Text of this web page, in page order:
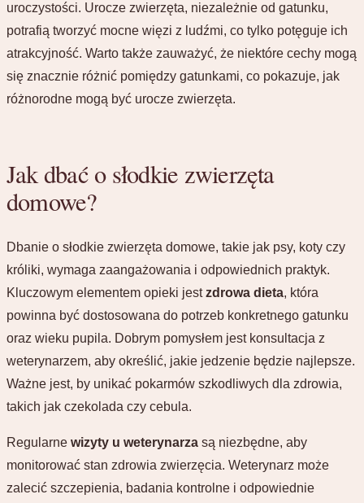
uroczystości. Urocze zwierzęta, niezależnie od gatunku,
potrafią tworzyć mocne więzi z ludźmi, co tylko potęguje ich
atrakcyjność. Warto także zauważyć, że niektóre cechy mogą
się znacznie różnić pomiędzy gatunkami, co pokazuje, jak
różnorodne mogą być urocze zwierzęta.
Jak dbać o słodkie zwierzęta
domowe?
Dbanie o słodkie zwierzęta domowe, takie jak psy, koty czy
króliki, wymaga zaangażowania i odpowiednich praktyk.
Kluczowym elementem opieki jestzdrowa dieta, która
powinna być dostosowana do potrzeb konkretnego gatunku
oraz wieku pupila. Dobrym pomysłem jest konsultacja z
weterynarzem, aby określić, jakie jedzenie będzie najlepsze.
Ważne jest, by unikać pokarmów szkodliwych dla zdrowia,
takich jak czekolada czy cebula.
Regularne wizyty u weterynarza są niezbędne, aby
monitorować stan zdrowia zwierzęcia. Weterynarz może
zalecić szczepienia, badania kontrolne i odpowiednie